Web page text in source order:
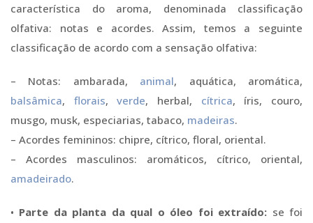
característica do aroma, denominada classificação
olfativa: notas e acordes. Assim, temos a seguinte
classificação de acordo com a sensação olfativa:
– Notas: ambarada, animal, aquática, aromática,
balsâmica, florais,verde, herbal, cítrica, íris, couro,
musgo, musk, especiarias, tabaco, madeiras.
– Acordes femininos: chipre, cítrico, floral, oriental.
– Acordes masculinos: aromáticos, cítrico, oriental,
amadeirado.
• Parte da planta da qual o óleo foi extraído: se foi